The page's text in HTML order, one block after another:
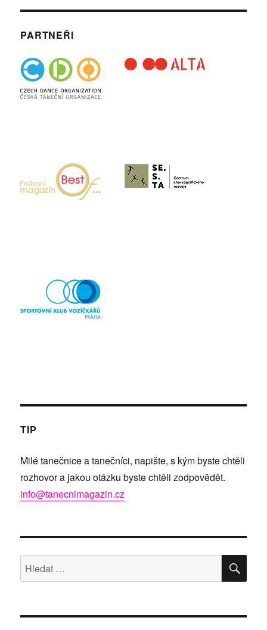
PARTNEŘI
TIP
Milé tanečnice a tanečníci, napište, s kým byste chtěli
rozhovor a jakou otázku byste chtěli zodpovědět.
info@tanecnimagazin.cz
Hledat: